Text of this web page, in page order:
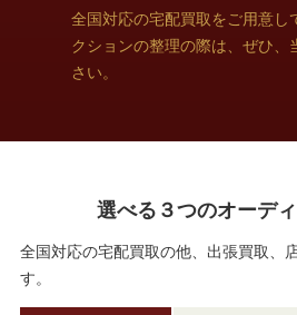
全国対応の宅配買取をご用意し
クションの整理の際は、ぜひ、
さい。
選べる３つのオーデ
全国対応の宅配買取の他、出張買取、
す。